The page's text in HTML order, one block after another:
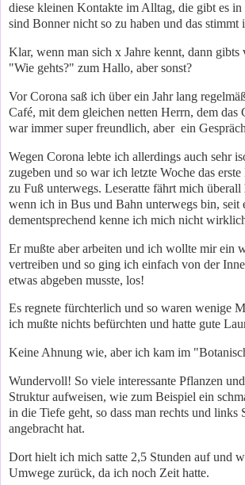
diese kleinen Kontakte im Alltag, die gibt es
sind Bonner nicht so zu haben und das stimmt
Klar, wenn man sich x Jahre kennt, dann gibts
"Wie gehts?" zum Hallo, aber sonst?
Vor Corona saß ich über ein Jahr lang
Café, mit dem gleichen netten Herrn, dem das
war immer super freundlich, aber ein
Wegen Corona lebte ich allerdings auch sehr
zugeben und so war ich letzte Woche das
zu Fuß unterwegs. Leseratte fährt mich
wenn ich in Bus und Bahn unterwegs bin, seit
dementsprechend kenne ich mich nicht
Er mußte aber arbeiten und ich wollte mir ein
vertreiben und so ging ich einfach von der
etwas abgeben musste, los!
Es regnete fürchterlich und so waren wenige
ich mußte nichts befürchten und hatte gute
Keine Ahnung wie, aber ich kam im
Wundervoll! So viele interessante Pflanzen
Struktur aufweisen, wie zum Beispiel ein
in die Tiefe geht, so dass man rechts und links
angebracht hat.
Dort hielt ich mich satte 2,5 Stunden auf und
Umwege zurück, da ich noch Zeit hatte.